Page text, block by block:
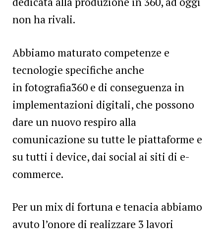
non ha rivali.
Abbiamo maturato competenze e
tecnologie specifiche anche
in fotografia360 e di conseguenza in
implementazioni digitali, che possono
dare un nuovo respiro alla
comunicazione su tutte le piattaforme e
su tutti i device, dai social ai siti di e-
commerce.
Per un mix di fortuna e tenacia abbiamo
avuto l’onore di realizzare 3 lavori